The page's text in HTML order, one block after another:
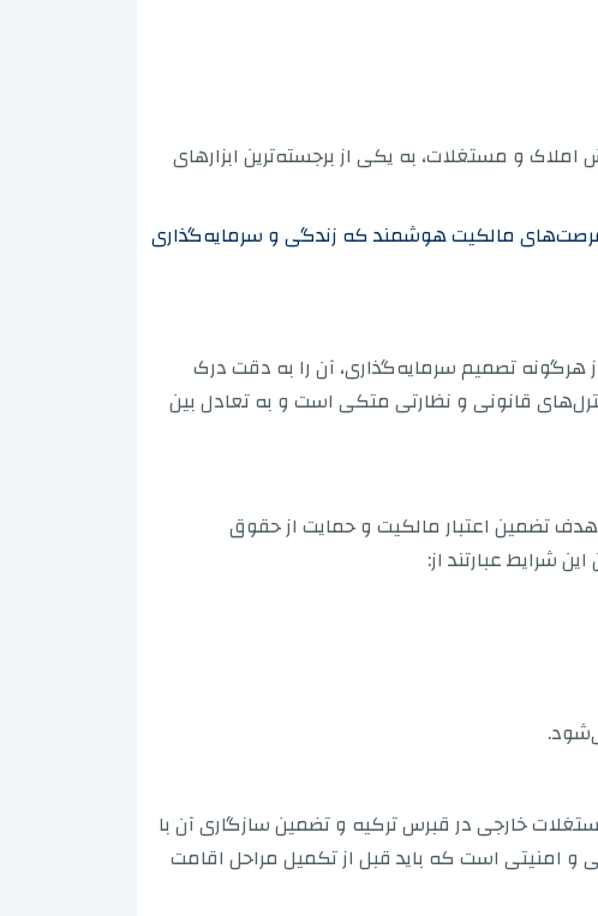
و مستغلات، به یکی از برجسته‌ترین ابزارهای
فرصت‌های مالکیت هوشمند که زندگی و سرمایه‌گذاری
هرگونه تصمیم سرمایه‌گذاری، آن را به دقت درک
قانونی و نظارتی متکی است و به تعادل بین
تضمین اعتبار مالکیت و حمایت از حقوق
شرایط عبارتند از:
خارجی در قبرس ترکیه و تضمین سازگاری آن با
و امنیتی است که باید قبل از تکمیل مراحل اقامت